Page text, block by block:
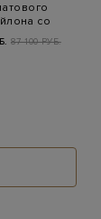
со
87 100 РУБ.